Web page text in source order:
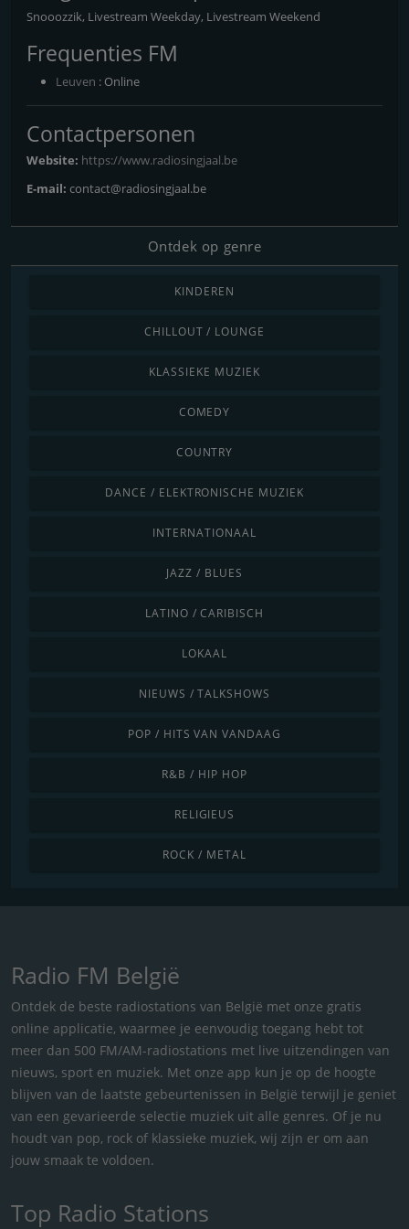
Snooozzik, Livestream Weekday, Livestream Weekend
Frequenties FM
Leuven : Online
Contactpersonen
Website: https://www.radiosingjaal.be
E-mail: contact@radiosingjaal.be
Ontdek op genre
KINDEREN
CHILLOUT / LOUNGE
KLASSIEKE MUZIEK
COMEDY
COUNTRY
DANCE / ELEKTRONISCHE MUZIEK
INTERNATIONAAL
JAZZ / BLUES
LATINO / CARIBISCH
LOKAAL
NIEUWS / TALKSHOWS
POP / HITS VAN VANDAAG
R&B / HIP HOP
RELIGIEUS
ROCK / METAL
Radio FM België
Ontdek de beste radiostations van België met onze gratis
online applicatie, waarmee je eenvoudig toegang hebt tot
meer dan 500 FM/AM-radiostations met live uitzendingen van
nieuws, sport en muziek. Met onze app kun je op de hoogte
blijven van de laatste gebeurtenissen in België terwijl je geniet
van een gevarieerde selectie muziek uit alle genres. Of je nu
houdt van pop, rock of klassieke muziek, wij zijn er om aan
jouw smaak te voldoen.
Top Radio Stations